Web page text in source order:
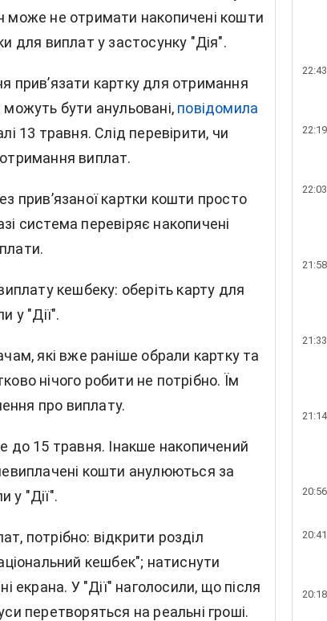
може не отримати накопичені кошти
для виплат у застосунку "Дія".
прив’язати картку для отримання
бути анульовані, повідомила
13 травня. Слід перевірити, чи
виплат.
прив’язаної картки кошти просто
система перевіряє накопичені
кешбеку: оберіть карту для
у "Дії".
які вже раніше обрали картку та
нічого робити не потрібно. Їм
про виплату.
до 15 травня. Інакше накопичений
кошти анулюються за
у "Дії".
потрібно: відкрити розділ
кешбек"; натиснути
екрана. У "Дії" наголосили, що після
перетворяться на реальні гроші.
22:43
22:19
22:03
21:58
21:33
21:14
20:56
20:41
20:18